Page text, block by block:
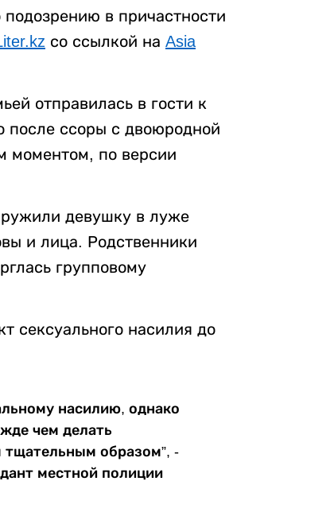
в причастности
со ссылкой на Asia
отправилась в гости к
после ссоры с двоюродной
моментом, по версии
девушку в луже
и лица. Родственники
групповому
сексуального насилия до
насилию, однако
чем делать
образом”, -
местной полиции